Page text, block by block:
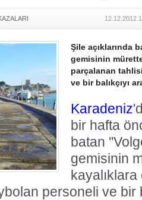
12.12.2012
Şile açıklarında
gemisinin
parçalanan
ve bir balıkçıyı
Karadeniz
bir hafta
batan
gemisinin
personeli ve bir